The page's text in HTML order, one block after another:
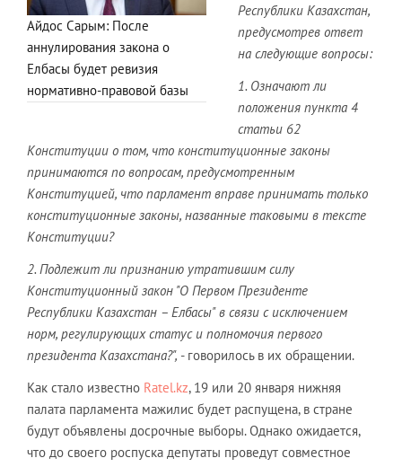
Айдос Сарым: После
аннулирования закона о
Елбасы будет ревизия
нормативно-правовой базы
Республики Казахстан,
предусмотрев ответ
на следующие вопросы:
1. Означают ли
положения пункта 4
статьи 62
Конституции о том, что конституционные законы
принимаются по вопросам, предусмотренным
Конституцией, что парламент вправе принимать только
конституционные законы, названные таковыми в тексте
Конституции?
2. Подлежит ли признанию утратившим силу
Конституционный закон "О Первом Президенте
Республики Казахстан – Елбасы" в связи с исключением
норм, регулирующих статус и полномочия первого
президента Казахстана?", - говорилось в их обращении.
Как стало известно Rаtel.kz, 19 или 20 января нижняя
палата парламента мажилис будет распущена, в стране
будут объявлены досрочные выборы. Однако ожидается,
что до своего роспуска депутаты проведут совместное